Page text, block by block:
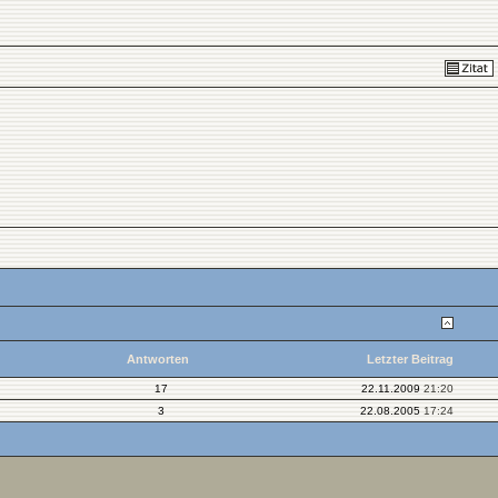
Antworten Letzter Beitrag
17 22.11.2009 21:20
3 22.08.2005 17:24